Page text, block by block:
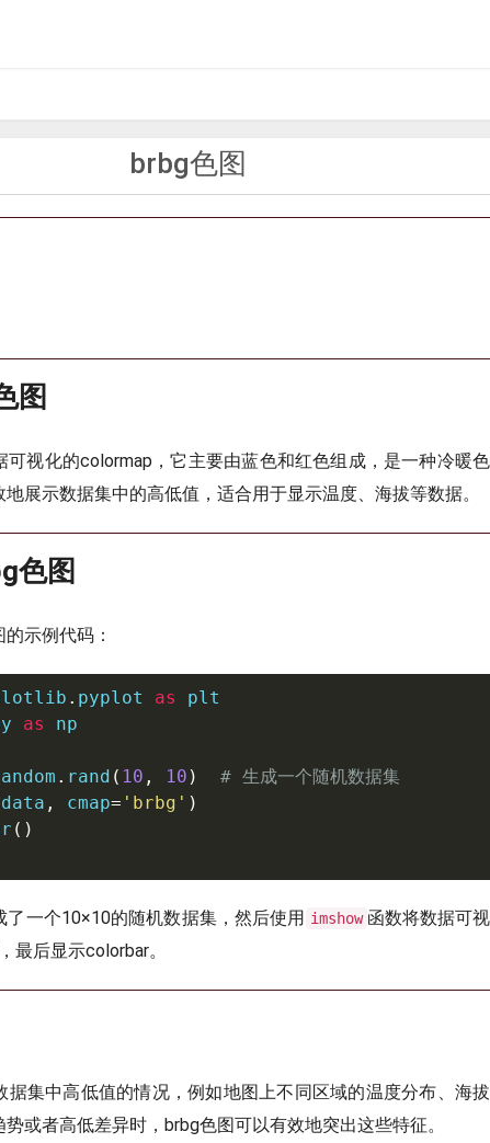
brbg色图
图
可视化的colormap，它主要由蓝色和红色组成，是一种冷暖
展示数据集中的高低值，适合用于显示温度、海拔等数据。
色图
示例代码：
. pyplot as
as np
. rand ( 10 , 10 )
# 生成一个随机数据集
data , cmap= 'brbg' )
( )
一个10×10的随机数据集，然后使用 imshow 函数将数据可
最后显示colorbar。
集中高低值的情况，例如地图上不同区域的温度分布、海拔
或者高低差异时，brbg色图可以有效地突出这些特征。